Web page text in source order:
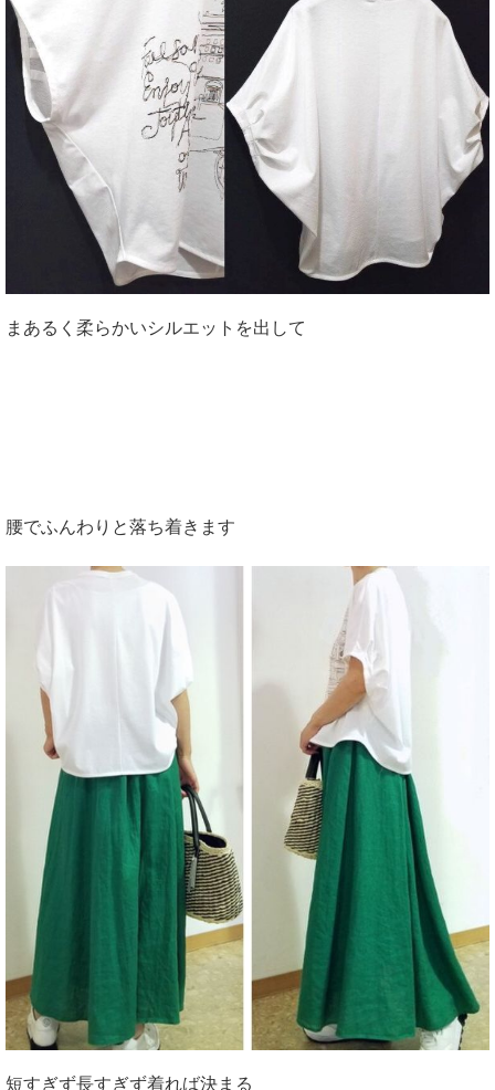
まあるく柔らかいシルエットを出して
腰でふんわりと落ち着きます
短すぎず長すぎず着れば決まる